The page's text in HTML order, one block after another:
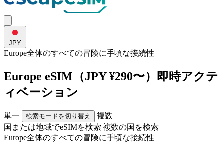
JPY
Europe全体のすべての冒険に手頃な接続性
Europe eSIM（JPY ¥290〜）即時アクテ
ィベーション
単一 検索モードを切り替え
複数
国または地域でeSIMを検索 複数の国を検索
Europe全体のすべての冒険に手頃な接続性